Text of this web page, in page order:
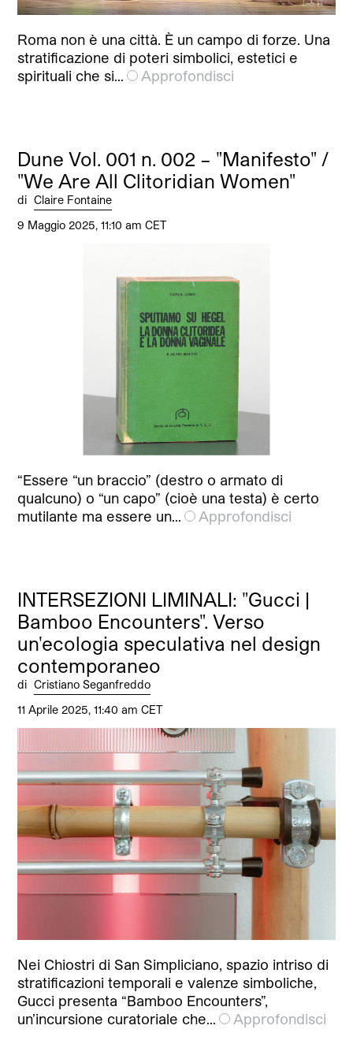
Roma non è una città. È un campo di forze. Una
stratificazione di poteri simbolici, estetici e
spirituali che si…
Approfondisci
Dune Vol. 001 n. 002 – "Manifesto" /
"We Are All Clitoridian Women"
di Claire Fontaine
9 Maggio 2025, 11:10 am CET
“Essere “un braccio” (destro o armato di
qualcuno) o “un capo” (cioè una testa) è certo
mutilante ma essere un…
Approfondisci
INTERSEZIONI LIMINALI: "Gucci |
Bamboo Encounters". Verso
un'ecologia speculativa nel design
contemporaneo
di Cristiano Seganfreddo
11 Aprile 2025, 11:40 am CET
Nei Chiostri di San Simpliciano, spazio intriso di
stratificazioni temporali e valenze simboliche,
Gucci presenta “Bamboo Encounters”,
un’incursione curatoriale che…
Approfondisci